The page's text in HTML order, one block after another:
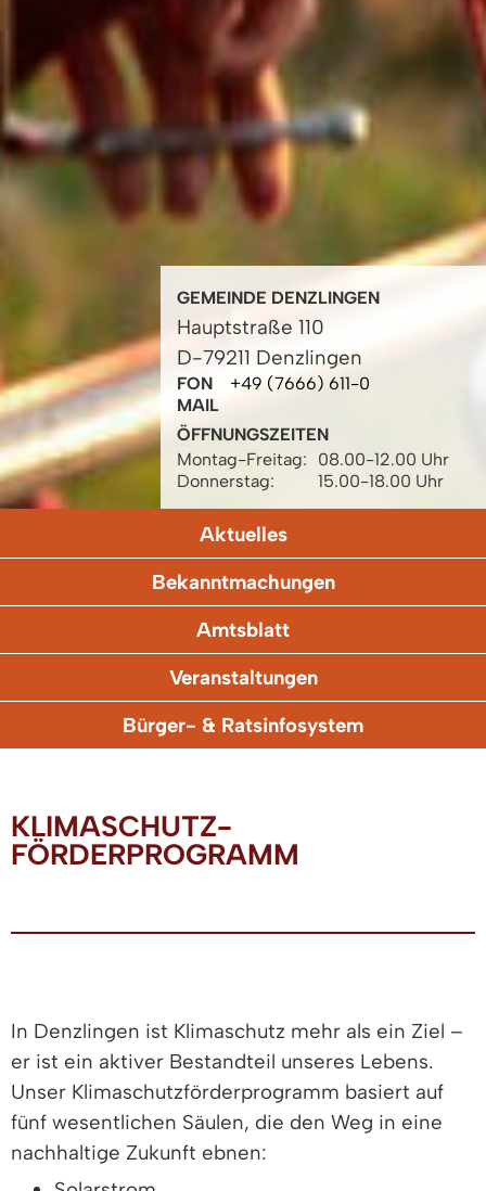
GEMEINDE DENZLINGEN
Hauptstraße 110
D-79211 Denzlingen
FON
+49 (7666) 611-0
MAIL
ÖFFNUNGSZEITEN
Montag-Freitag:
08.00-12.00 Uhr
Donnerstag:
15.00-18.00 Uhr
Aktuelles
Bekanntmachungen
Amtsblatt
Veranstaltungen
Bürger- & Ratsinfosystem
KLIMASCHUTZ-
FÖRDERPROGRAMM
In Denzlingen ist Klimaschutz mehr als ein Ziel –
er ist ein aktiver Bestandteil unseres Lebens.
Unser Klimaschutzförderprogramm basiert auf
fünf wesentlichen Säulen, die den Weg in eine
nachhaltige Zukunft ebnen: